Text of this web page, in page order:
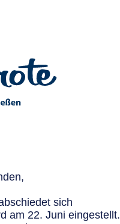
sich
am 22. Juni eingestellt.